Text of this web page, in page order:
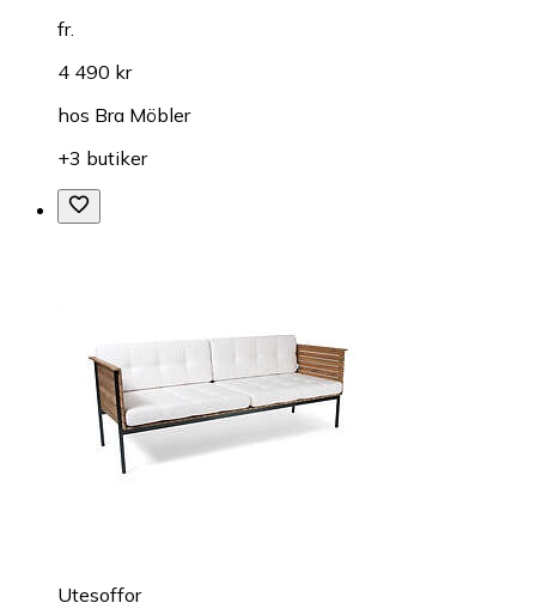
fr.
4 490 kr
hos Bra Möbler
+3 butiker
Utesoffor